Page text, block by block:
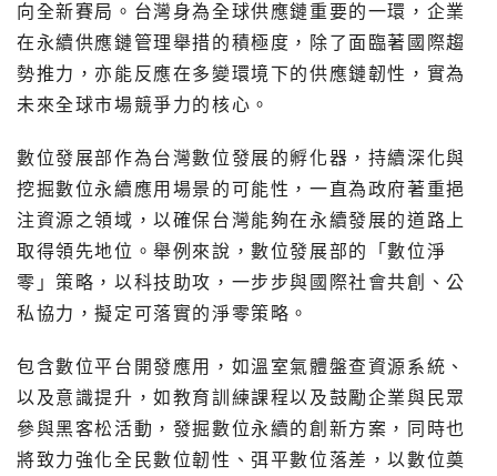
向全新賽局。台灣身為全球供應鏈重要的一環，企業
在永續供應鏈管理舉措的積極度，除了面臨著國際趨
勢推力，亦能反應在多變環境下的供應鏈韌性，實為
未來全球市場競爭力的核心。
數位發展部作為台灣數位發展的孵化器，持續深化與
挖掘數位永續應用場景的可能性，一直為政府著重挹
注資源之領域，以確保台灣能夠在永續發展的道路上
取得領先地位。舉例來說，數位發展部的「數位淨
零」策略，以科技助攻，一步步與國際社會共創、公
私協力，擬定可落實的淨零策略。
包含數位平台開發應用，如溫室氣體盤查資源系統、
以及意識提升，如教育訓練課程以及鼓勵企業與民眾
參與黑客松活動，發掘數位永續的創新方案，同時也
將致力強化全民數位韌性、弭平數位落差，以數位奠